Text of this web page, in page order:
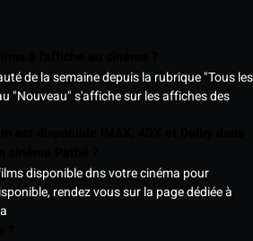
de la semaine depuis la rubrique "Tous les
"Nouveau" s'affiche sur les affiches des
disponible dns votre cinéma pour
rendez vous sur la page dédiée à